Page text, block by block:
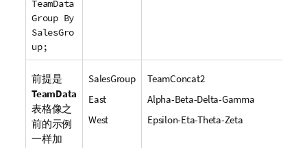
TeamData
Group By
SalesGro
up;
前提是
TeamData
表格像之
前的示例
一样加
SalesGroup
East
West
TeamConcat2
Alpha-Beta-Delta-Gamma
Epsilon-Eta-Theta-Zeta